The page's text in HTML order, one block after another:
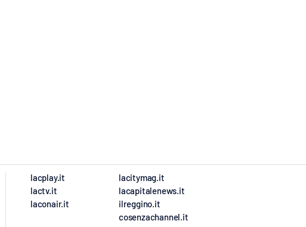
lacplay.it
lactv.it
laconair.it
lacitymag.it
lacapitalenews.it
ilreggino.it
cosenzachannel.it